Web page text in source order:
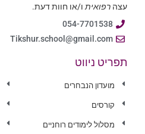
עצה רפואיתו/או חוות דעת.
054-7701538
Tikshur.school@gmail.com
תפריט ניווט
מועדון הנבחרים
קורסים
מסלול לימודים רוחניים